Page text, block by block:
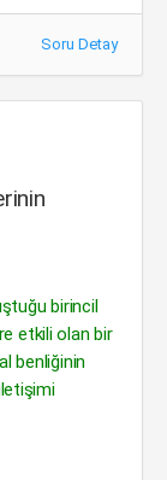
Soru Detay
birincil
etkili olan bir
benliğinin